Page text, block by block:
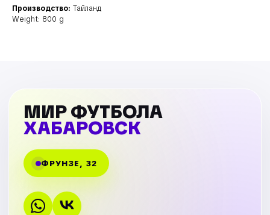
Производство: Тайланд
Weight: 800 g
МИР ФУТБОЛА
ХАБАРОВСК
ФРУНЗЕ, 32